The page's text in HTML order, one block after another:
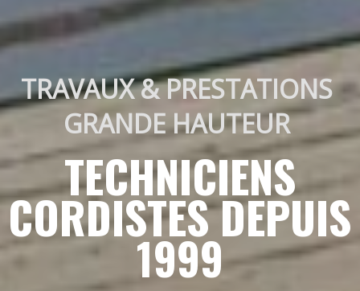
TRAVAUX & PRESTATIONS
GRANDE HAUTEUR
TECHNICIENS
CORDISTES DEPUIS
1999